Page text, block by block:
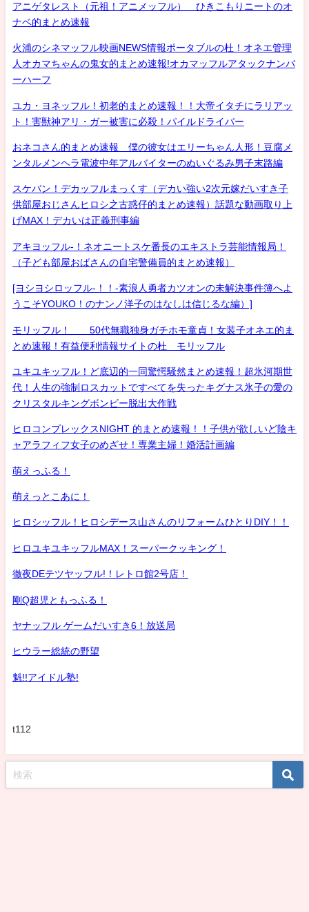
アニゲタレスト（元祖！アニメッフル） ひきこもりニートのオ
ナベ的まとめ速報
火浦のシネマッフル映画NEWS情報ポータブルの杜！オネエ管理
人オカマちゃんの鬼女的まとめ速報!オカマッフルアタックナンバ
ーハーフ
ユカ・ヨネッフル！初老的まとめ速報！！大帝イタチにラリアッ
ト！害獣神アリ・ガー被害に必殺！パイルドライバー
おネコさん的まとめ速報 僕の彼女はエリーちゃん人形！豆腐メ
ンタルメンヘラ電波中年アルバイターのぬいぐるみ男子末路編
スケバン！デカッフルまっくす（デカい強い2次元嫁だいすき子
供部屋おじさんヒロシ之古惑仔的まとめ速報）話題な動画取り上
げMAX！デカいは正義刑事編
アキヨッフル-！ネオニートスケ番長のエキストラ芸能情報局！
（子ども部屋おばさんの自宅警備員的まとめ速報）
[ヨシヨシロッフル-！！-素浪人勇者カツオンの未解決事件簿へよ
うこそYOUKO！のナンノ洋子のはなしは信じるな編）]
モリッフル！ 50代無職独身ガチホモ童貞！女装子オネエ的ま
とめ速報！有益便利情報サイトの杜 モリッフル
ユキユキッフル！ど底辺的一同驚愕騒然まとめ速報！超氷河期世
代！人生の強制ロスカットですべてを失ったキグナス氷子の愛の
クリスタルキングボンビー脱出大作戦
ヒロコンプレックスNIGHT 的まとめ速報！！子供が欲しいど陰キ
ャアラフィフ女子のめざせ！専業主婦！婚活計画編
萌えっふる！
萌えっとこあに！
ヒロシッフル！ヒロシデース山さんのリフォームひとりDIY！！
ヒロユキユキッフルMAX！スーパークッキング！
徹夜DEテツヤッフル!！レトロ館2号店！
剛Q超児ともっふる！
ヤナッフル ゲームだいすき6！放送局
ヒウラー総統の野望
魁!!アイドル塾!
t112